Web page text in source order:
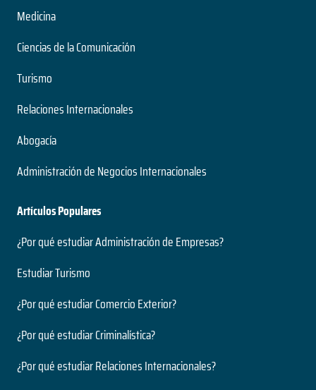
Medicina
Ciencias de la Comunicación
Turismo
Relaciones Internacionales
Abogacía
Administración de Negocios Internacionales
Artículos Populares
¿Por qué estudiar Administración de Empresas?
Estudiar Turismo
¿Por qué estudiar Comercio Exterior?
¿Por qué estudiar Criminalística?
¿Por qué estudiar Relaciones Internacionales?